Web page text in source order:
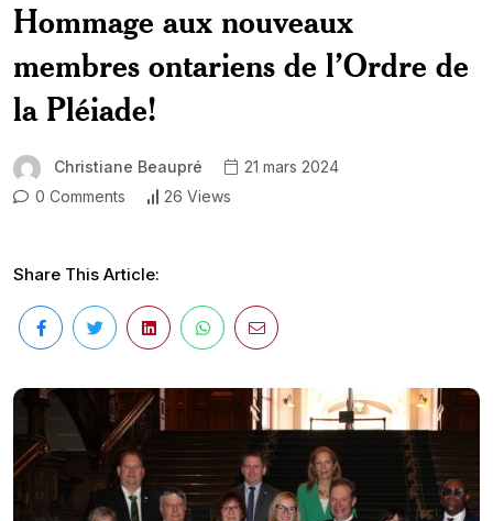
Hommage aux nouveaux
membres ontariens de l’Ordre de
la Pléiade!
Christiane Beaupré
21 mars 2024
0 Comments
26 Views
Share This Article: